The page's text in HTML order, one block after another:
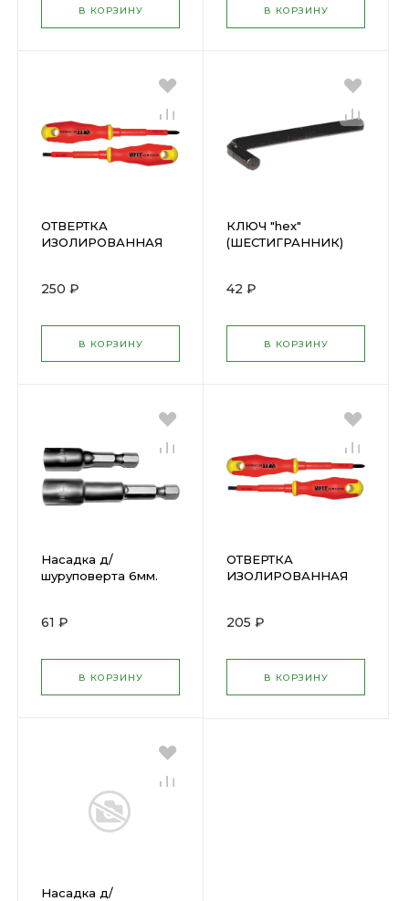
В КОРЗИНУ В КОРЗИНУ
ОТВЕРТКА
ИЗОЛИРОВАННАЯ
250 ₽
В КОРЗИНУ
КЛЮЧ "hex"
(ШЕСТИГРАННИК)
42 ₽
В КОРЗИНУ
Насадка д/
шуруповерта 6мм.
61 ₽
В КОРЗИНУ
ОТВЕРТКА
ИЗОЛИРОВАННАЯ
205 ₽
В КОРЗИНУ
Насадка д/